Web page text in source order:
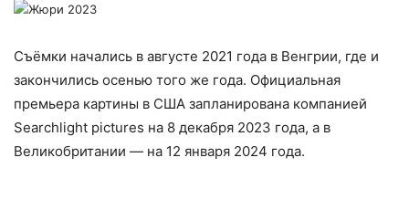
Жюри 2023
Съёмки начались в августе 2021 года в Венгрии, где и
закончились осенью того же года. Официальная
премьера картины в США запланирована компанией
Searchlight pictures на 8 декабря 2023 года, а в
Великобритании — на 12 января 2024 года.